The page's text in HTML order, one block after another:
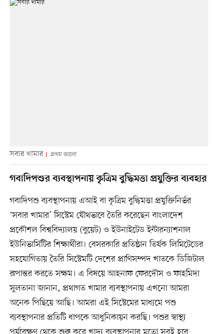
সবার খামার প্রথম আলো
গবাদিপশুর ব্যবস্থাপনায় কৃত্রিম বুদ্ধিমত্তা প্রযুক্তির ব্যবহার
গবাদিপশু ব্যবস্থাপনায় এআই বা কৃত্রিম বুদ্ধিমত্তা প্রযুক্তিনির্ভর
‘সবার খামার’ সিস্টেম যৌথভাবে তৈরি করেছেন বাংলাদেশ
প্রকৌশল বিশ্ববিদ্যালয় (বুয়েট) ও ইউনাইটেড ইন্টারন্যাশনাল
ইউনিভার্সিটির শিক্ষার্থীরা। বেসরকারি প্রতিষ্ঠান তির্যক লিমিটেডের
সহযোগিতায় তৈরি সিস্টেমটি দেশের প্রাণিসম্পদ খাতকে ডিজিটাল
রূপান্তর করতে সক্ষম। এ বিষয়ে আহনাফ ফেরদৌস ও ফাহমিদা
সুলতানা জানান, প্রথাগত খামার ব্যবস্থাপনায় এখনো আমরা
অনেক পিছিয়ে আছি। আমরা এই সিস্টেমের মাধ্যমে পশু
ব্যবস্থাপনার প্রতিটি ধাপকে আধুনিকায়ন করছি। পশুর স্বাস্থ্য